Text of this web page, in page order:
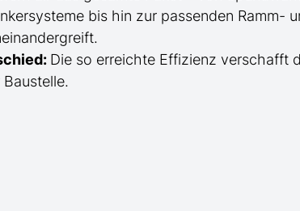
bis hin zur passenden Ramm-
Die so erreichte Effizienz verschafft